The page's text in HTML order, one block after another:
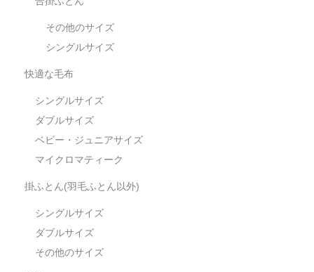
その他のサイズ
シングルサイズ
快適な毛布
シングルサイズ
ダブルサイズ
ベビー・ジュニアサイズ
マイクロマティーク
掛ふとん(羽毛ふとん以外)
シングルサイズ
ダブルサイズ
その他のサイズ